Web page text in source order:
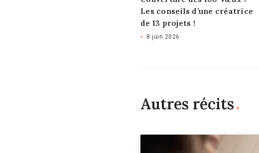
Les conseils d’une créatrice
de 13 projets !
8 juin 2026
Autres récits